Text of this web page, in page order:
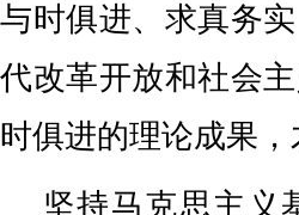
与时俱进、求真务
代改革开放和社会
时俱进的理论成果
坚持马克思主义